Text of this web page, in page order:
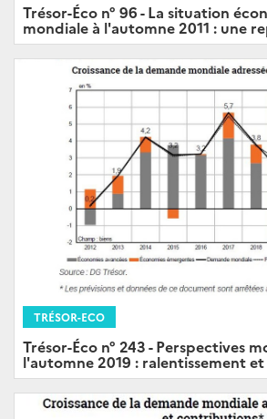
Trésor-Éco n° 96 - La situation
mondiale à l'automne 2011 : une
TRÉSOR-ECO
Trésor-Éco n° 243 - Perspectives
l'automne 2019 : ralentissement